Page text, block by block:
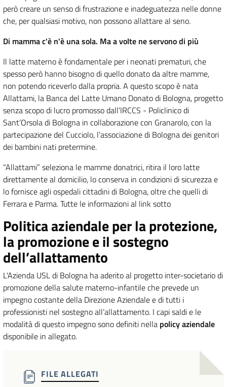
però creare un senso di frustrazione e inadeguatezza nelle donne
che, per qualsiasi motivo, non possono allattare al seno.
Di mamma c'è n'è una sola. Ma a volte ne servono di più
Il latte materno è fondamentale per i neonati prematuri, che
spesso però hanno bisogno di quello donato da altre mamme,
non potendo riceverlo dalla propria. A questo scopo è nata
Allattami, la Banca del Latte Umano Donato di Bologna, progetto
senza scopo di lucro promosso dall’IRCCS - Policlinico di
Sant’Orsola di Bologna in collaborazione con Granarolo, con la
partecipazione del Cucciolo, l’associazione di Bologna dei genitori
dei bambini nati pretermine.
“Allattami” seleziona le mamme donatrici, ritira il loro latte
direttamente al domicilio, lo conserva in condizioni di sicurezza e
lo fornisce agli ospedali cittadini di Bologna, oltre che quelli di
Ferrara e Parma. Tutte le informazioni al link sotto
Politica aziendale per la protezione,
la promozione e il sostegno
dell’allattamento
L'Azienda USL di Bologna ha aderito al progetto inter-societario di
promozione della salute materno-infantile che prevede un
impegno costante della Direzione Aziendale e di tutti i
professionisti nel sostegno all’allattamento. I capi saldi e le
modalità di questo impegno sono definiti nella policy aziendale
disponibile in allegato.
FILE ALLEGATI